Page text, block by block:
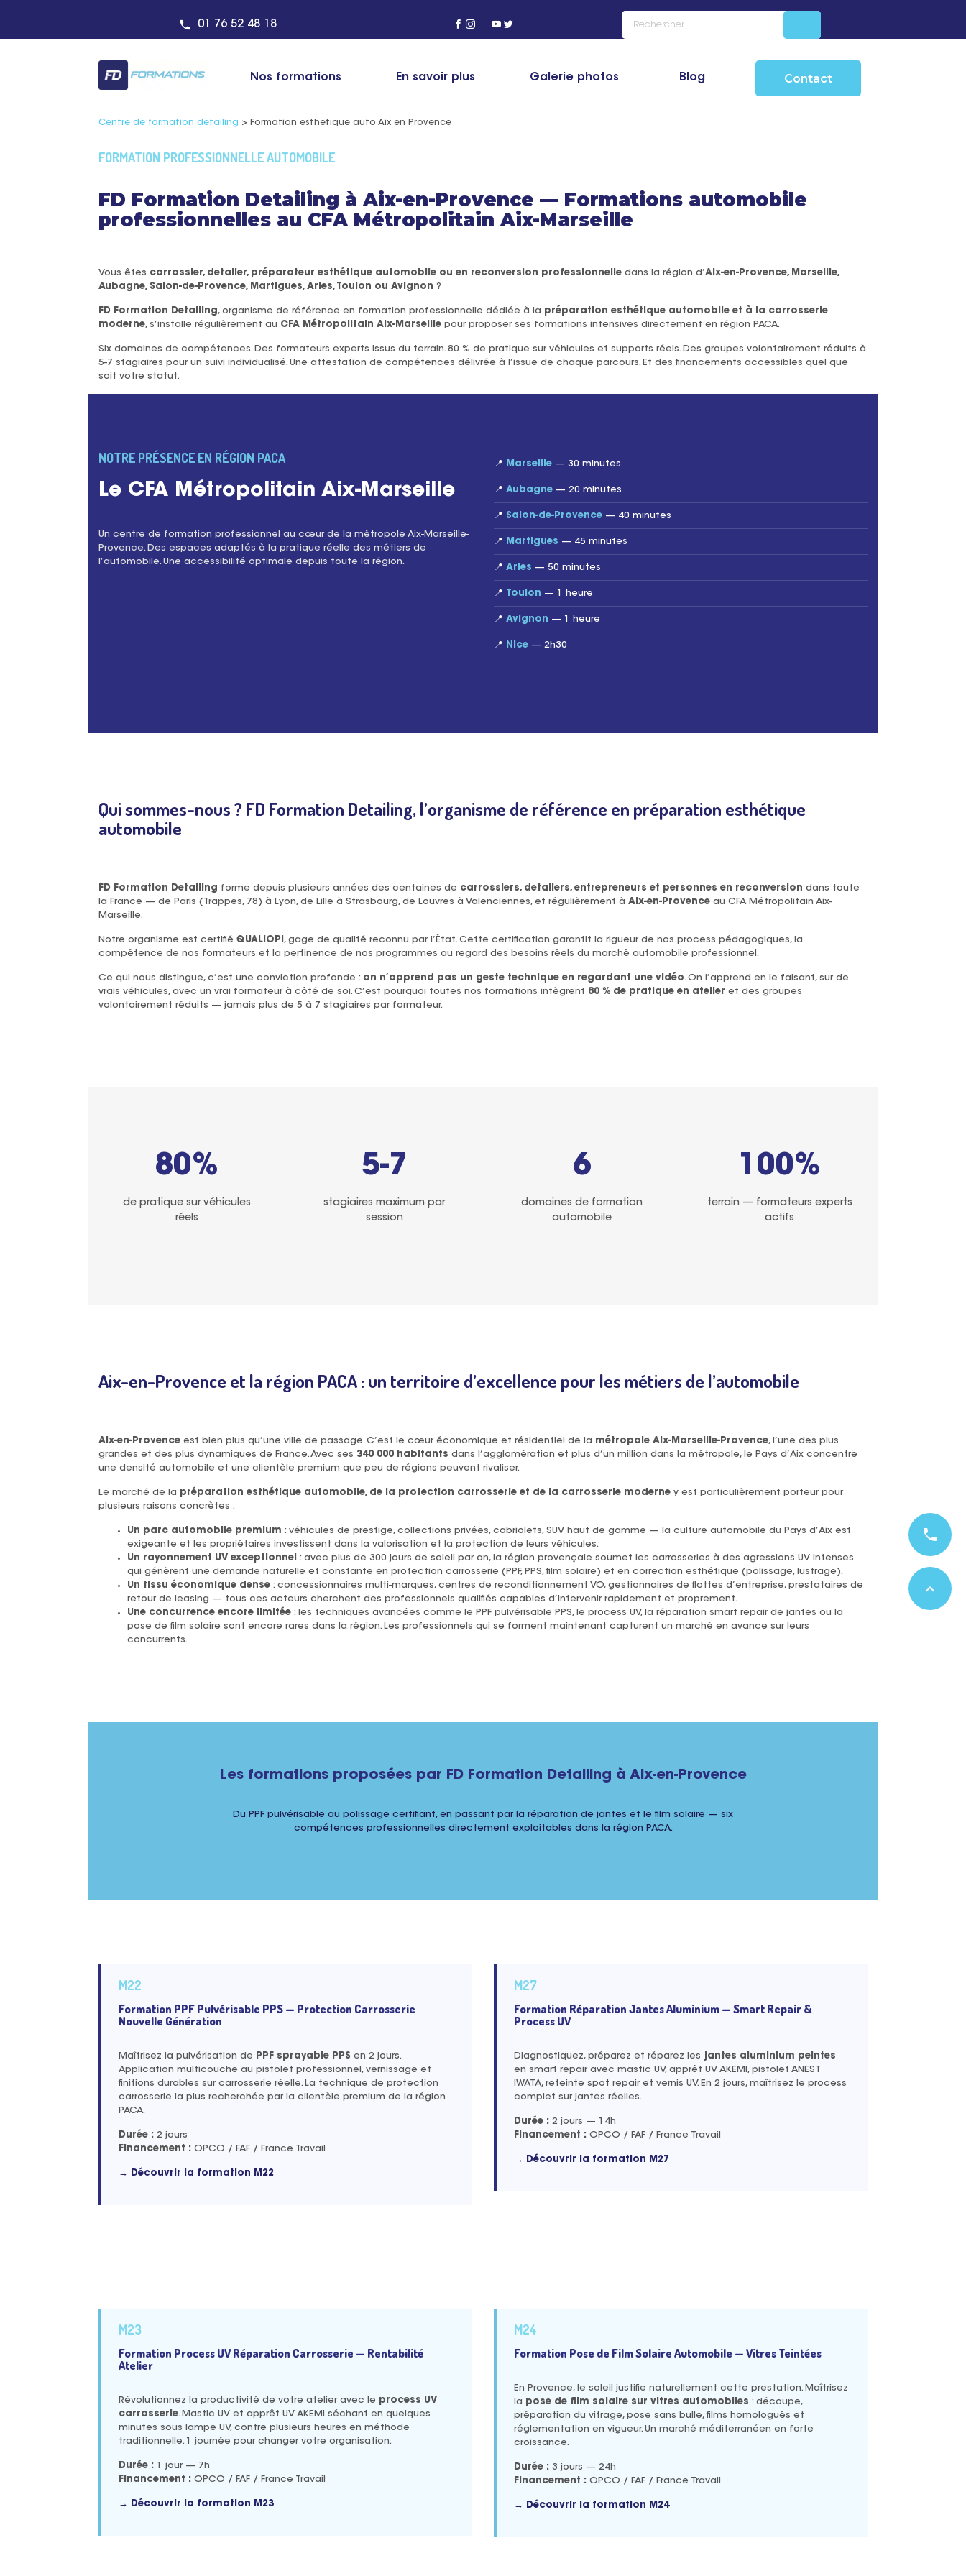
01 76 52 48 18
Nos formations En savoir plus Galerie photos Blog Contact
Centre de formation detailing > Formation esthetique auto Aix en Provence
FORMATION PROFESSIONNELLE AUTOMOBILE
FD Formation Detailing à Aix-en-Provence — Formations automobile
professionnelles au CFA Métropolitain Aix-Marseille
Vous êtes carrossier, detailer, préparateur esthétique automobile ou en reconversion professionnelle dans la région d’Aix-en-Provence, Marseille,
Aubagne, Salon-de-Provence, Martigues, Arles, Toulon ou Avignon ?
FD Formation Detailing, organisme de référence en formation professionnelle dédiée à la préparation esthétique automobile et à la carrosserie
moderne, s’installe régulièrement au CFA Métropolitain Aix-Marseille pour proposer ses formations intensives directement en région PACA.
Six domaines de compétences. Des formateurs experts issus du terrain. 80 % de pratique sur véhicules et supports réels. Des groupes volontairement réduits à
5-7 stagiaires pour un suivi individualisé. Une attestation de compétences délivrée à l’issue de chaque parcours. Et des financements accessibles quel que
soit votre statut.
NOTRE PRÉSENCE EN RÉGION PACA
Le CFA Métropolitain Aix-Marseille
Un centre de formation professionnel au cœur de la métropole Aix-Marseille-
Provence. Des espaces adaptés à la pratique réelle des métiers de
l’automobile. Une accessibilité optimale depuis toute la région.
📍 Marseille — 30 minutes
📍 Aubagne — 20 minutes
📍 Salon-de-Provence — 40 minutes
📍 Martigues — 45 minutes
📍 Arles — 50 minutes
📍 Toulon — 1 heure
📍 Avignon — 1 heure
📍 Nice — 2h30
Qui sommes-nous ? FD Formation Detailing, l’organisme de référence en préparation esthétique
automobile
FD Formation Detailing forme depuis plusieurs années des centaines de carrossiers, detailers, entrepreneurs et personnes en reconversion dans toute
la France — de Paris (Trappes, 78) à Lyon, de Lille à Strasbourg, de Louvres à Valenciennes, et régulièrement à Aix-en-Provence au CFA Métropolitain Aix-
Marseille.
Notre organisme est certifié QUALIOPI , gage de qualité reconnu par l’État. Cette certification garantit la rigueur de nos process pédagogiques, la
compétence de nos formateurs et la pertinence de nos programmes au regard des besoins réels du marché automobile professionnel.
Ce qui nous distingue, c’est une conviction profonde : on n’apprend pas un geste technique en regardant une vidéo. On l’apprend en le faisant, sur de
vrais véhicules, avec un vrai formateur à côté de soi. C’est pourquoi toutes nos formations intègrent 80 % de pratique en atelier et des groupes
volontairement réduits — jamais plus de 5 à 7 stagiaires par formateur.
80%
de pratique sur véhicules
réels
5-7
stagiaires maximum par
session
6
domaines de formation
automobile
100%
terrain — formateurs experts
actifs
Aix-en-Provence et la région PACA : un territoire d’excellence pour les métiers de l’automobile
Aix-en-Provence est bien plus qu’une ville de passage. C’est le cœur économique et résidentiel de la métropole Aix-Marseille-Provence, l’une des plus
grandes et des plus dynamiques de France. Avec ses 340 000 habitants dans l’agglomération et plus d’un million dans la métropole, le Pays d’Aix concentre
une densité automobile et une clientèle premium que peu de régions peuvent rivaliser.
Le marché de la préparation esthétique automobile, de la protection carrosserie et de la carrosserie moderne y est particulièrement porteur pour
plusieurs raisons concrètes :
Un parc automobile premium : véhicules de prestige, collections privées, cabriolets, SUV haut de gamme — la culture automobile du Pays d’Aix est
exigeante et les propriétaires investissent dans la valorisation et la protection de leurs véhicules.
Un rayonnement UV exceptionnel
: avec plus de 300 jours de soleil par an, la région provençale soumet les carrosseries à des agressions UV intenses
qui génèrent une demande naturelle et constante en protection carrosserie (PPF, PPS, film solaire) et en correction esthétique (polissage, lustrage).
Un tissu économique dense : concessionnaires multi-marques, centres de reconditionnement VO, gestionnaires de flottes d’entreprise, prestataires de
retour de leasing — tous ces acteurs cherchent des professionnels qualifiés capables d’intervenir rapidement et proprement.
Une concurrence encore limitée : les techniques avancées comme le PPF pulvérisable PPS, le process UV, la réparation smart repair de jantes ou la
pose de film solaire sont encore rares dans la région. Les professionnels qui se forment maintenant capturent un marché en avance sur leurs
concurrents.
Les formations proposées par FD Formation Detailing à Aix-en-Provence
Du PPF pulvérisable au polissage certifiant, en passant par la réparation de jantes et le film solaire — six
compétences professionnelles directement exploitables dans la région PACA.
M22
Formation PPF Pulvérisable PPS — Protection Carrosserie
Nouvelle Génération
Maîtrisez la pulvérisation de PPF sprayable PPS en 2 jours.
Application multicouche au pistolet professionnel, vernissage et
finitions durables sur carrosserie réelle. La technique de protection
carrosserie la plus recherchée par la clientèle premium de la région
PACA.
Durée : 2 jours
Financement : OPCO / FAF / France Travail
→ Découvrir la formation M22
M27
Formation Réparation Jantes Aluminium — Smart Repair &
Process UV
Diagnostiquez, préparez et réparez les
jantes aluminium peintes
en smart repair avec mastic UV, apprêt UV AKEMI, pistolet ANEST
IWATA, reteinte spot repair et vernis UV. En 2 jours, maîtrisez le process
complet sur jantes réelles.
Durée : 2 jours — 14h
Financement : OPCO / FAF / France Travail
→ Découvrir la formation M27
M23
Formation Process UV Réparation Carrosserie — Rentabilité
Atelier
Révolutionnez la productivité de votre atelier avec le process UV
carrosserie. Mastic UV et apprêt UV AKEMI séchant en quelques
minutes sous lampe UV, contre plusieurs heures en méthode
traditionnelle. 1 journée pour changer votre organisation.
Durée : 1 jour — 7h
Financement : OPCO / FAF / France Travail
→ Découvrir la formation M23
M24
Formation Pose de Film Solaire Automobile — Vitres Teintées
En Provence, le soleil justifie naturellement cette prestation. Maîtrisez
la pose de film solaire sur vitres automobiles : découpe,
préparation du vitrage, pose sans bulle, films homologués et
réglementation en vigueur. Un marché méditerranéen en forte
croissance.
Durée : 3 jours — 24h
Financement : OPCO / FAF / France Travail
→ Découvrir la formation M24
phone
expand_less